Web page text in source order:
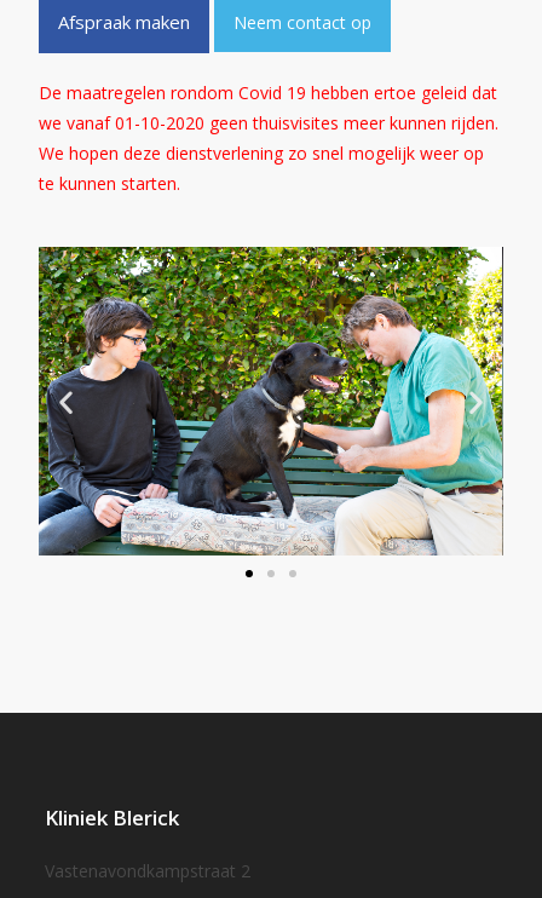
Afspraak maken Neem contact op
De maatregelen rondom Covid 19 hebben ertoe geleid dat
we vanaf 01-10-2020 geen thuisvisites meer kunnen rijden.
We hopen deze dienstverlening zo snel mogelijk weer op
te kunnen starten.
Kliniek Blerick
Vastenavondkampstraat 2